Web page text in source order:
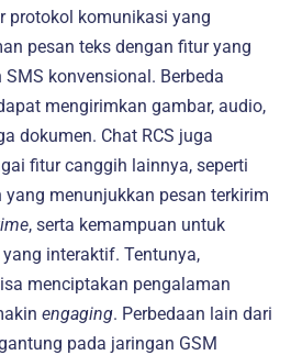
protokol komunikasi yang
pesan teks dengan fitur yang
konvensional. Berbeda
mengirimkan gambar, audio,
dokumen. Chat RCS juga
fitur canggih lainnya, seperti
menunjukkan pesan terkirim
, serta kemampuan untuk
interaktif. Tentunya,
menciptakan pengalaman
engaging. Perbedaan lain dari
pada jaringan GSM